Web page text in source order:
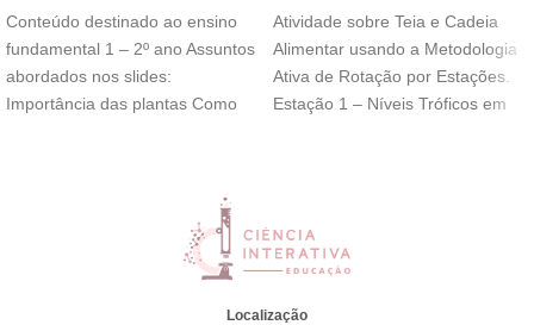
Conteúdo destinado ao ensino
fundamental 1 – 2º ano Assuntos
abordados nos slides:
Importância das plantas Como
Atividade sobre Teia e Cadeia
Alimentar usando a Metodologia
Ativa de Rotação por Estações.
Estação 1 – Níveis Tróficos em
Localização